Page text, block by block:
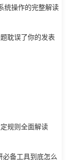
统操作的完整解读
耽误了你的发表
规则全面解读
必备工具到底怎么